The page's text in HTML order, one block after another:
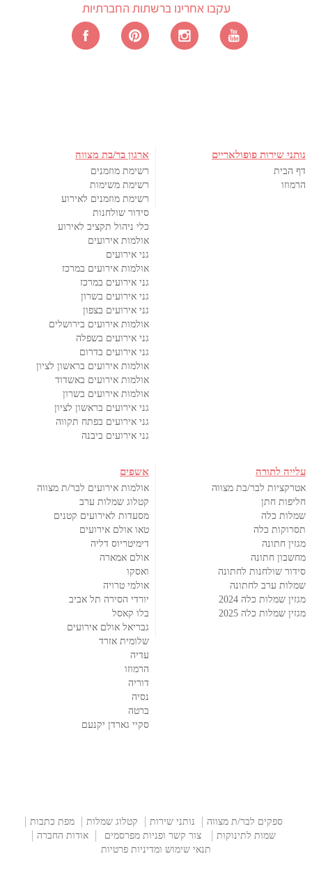
עקבו אחרינו ברשתות החברתיות
נותני שירות פופולאריים
דף הבית
הרמוזו
ארגון בר/בת מצווה
רשימת מוזמנים
רשימת משימות
רשימת מוזמנים לאירוע
סידור שולחנות
כלי ניהול תקציב לאירוע
אולמות אירועים
גני אירועים
אולמות אירועים במרכז
גני אירועים במרכז
גני אירועים בשרון
גני אירועים בצפון
אולמות אירועים בירושלים
גני אירועים בשפלה
גני אירועים בדרום
אולמות אירועים בראשון לציון
אולמות אירועים באשדוד
אולמות אירועים בשרון
גני אירועים בראשון לציון
גני אירועים בפתח תקווה
גני אירועים ביבנה
עלייה לתורה
אטרקציות לבר/בת מצווה
חליפות חתן
שמלות כלה
תסרוקות כלה
מגזין חתונה
מחשבון חתונה
סידור שולחנות לחתונה
שמלות ערב לחתונה
מגזין שמלות כלה 2024
מגזין שמלות כלה 2025
אשפים
אולמות אירועים לבר/ת מצווה
קטלוג שמלות ערב
מסעדות לאירועים קטנים
טאו אולם אירועים
דימיטריוס דליה
אולם אמארה
ואסקו
אולמי טרויה
יורדי הסירה תל אביב
בלו קאסל
גבריאל אולם אירועים
שלומית אזרד
עדיה
הרמוזו
דוריה
נסיה
ברטה
סקיי גארדן יקנעם
ספקים לבר/ת מצווה נותני שירות קטלוג שמלות
מפת כתבות
שמות לתינוקות
צור קשר ופניות מפרסמים
אודות החברה
תנאי שימוש ומדיניות פרטיות